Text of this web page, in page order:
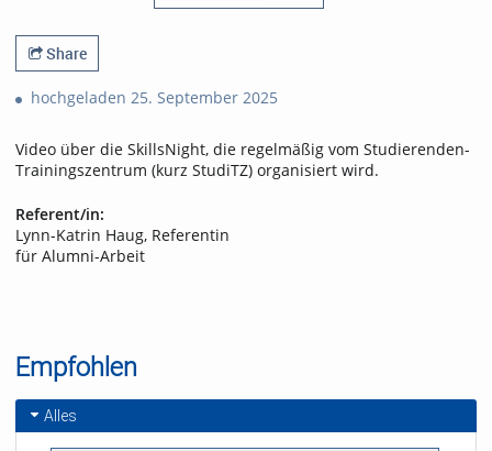
Share
hochgeladen 25. September 2025
Video über die SkillsNight, die regelmäßig vom Studierenden-
Trainingszentrum (kurz StudiTZ) organisiert wird.
Referent/in:
Lynn-Katrin Haug, Referentin
für Alumni-Arbeit
Empfohlen
Alles